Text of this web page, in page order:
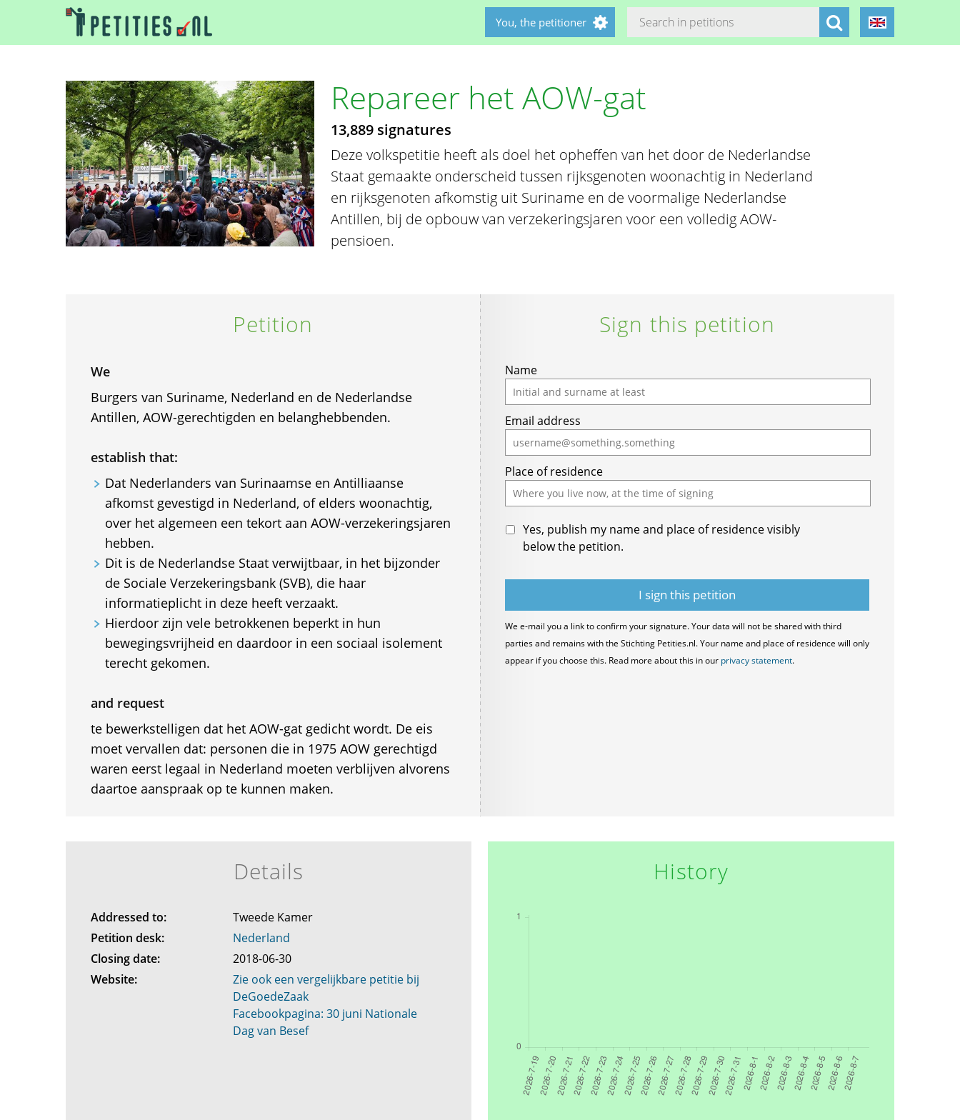
You, the petitioner
Repareer het AOW-gat
13,889 signatures
Deze volkspetitie heeft als doel het opheffen van het door de Nederlandse
Staat gemaakte onderscheid tussen rijksgenoten woonachtig in Nederland
en rijksgenoten afkomstig uit Suriname en de voormalige Nederlandse
Antillen, bij de opbouw van verzekeringsjaren voor een volledig AOW-
pensioen.
Petition
We
Burgers van Suriname, Nederland en de Nederlandse
Antillen, AOW-gerechtigden en belanghebbenden.
establish that:
Dat Nederlanders van Surinaamse en Antilliaanse
afkomst gevestigd in Nederland, of elders woonachtig,
over het algemeen een tekort aan AOW-verzekeringsjaren
hebben.
Dit is de Nederlandse Staat verwijtbaar, in het bijzonder
de Sociale Verzekeringsbank (SVB), die haar
informatieplicht in deze heeft verzaakt.
Hierdoor zijn vele betrokkenen beperkt in hun
bewegingsvrijheid en daardoor in een sociaal isolement
terecht gekomen.
and request
te bewerkstelligen dat het AOW-gat gedicht wordt. De eis
moet vervallen dat: personen die in 1975 AOW gerechtigd
waren eerst legaal in Nederland moeten verblijven alvorens
daartoe aanspraak op te kunnen maken.
Sign this petition
Name
Email address
Place of residence
Yes, publish my name and place of residence visibly
below the petition.
We e-mail you a link to confirm your signature. Your data will not be shared with third
parties and remains with the Stichting Petities.nl. Your name and place of residence will only
appear if you choose this. Read more about this in our privacy statement.
Details
Addressed to:
Tweede Kamer
Petition desk:
Nederland
Closing date:
2018-06-30
Website:
Zie ook een vergelijkbare petitie bij
DeGoedeZaak
Facebookpagina: 30 juni Nationale
Dag van Besef
History